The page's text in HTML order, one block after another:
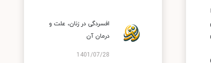
افسردگی در زنان، علت و
درمان آن
1401/07/28